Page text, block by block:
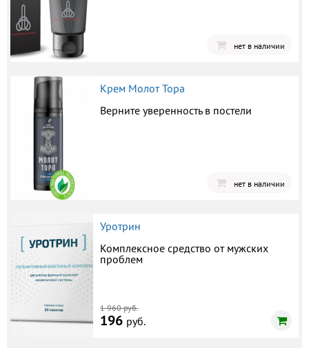
нет в наличии
Крем Молот Тора
Верните уверенность в постели
нет в наличии
Уротрин
Комплексное средство от мужских
проблем
1 960 руб.
196 руб.